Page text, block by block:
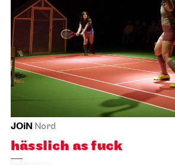
JOiN Nord
hässlich as fuck